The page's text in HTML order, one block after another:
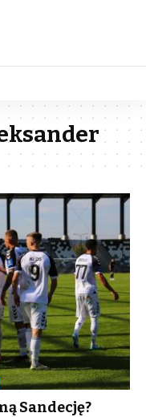
Sandecję?